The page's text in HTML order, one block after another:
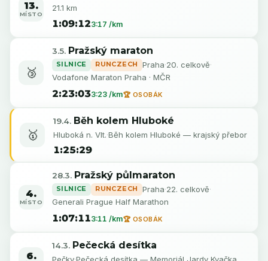
13.
MÍSTO
21.1 km
1:09:123:17 /km
🥉
3.5. Pražský maraton
SILNICE RUNCZECH Praha·20. celkově·
Vodafone Maraton Praha · MČR
2:23:033:23 /km🏆 OSOBÁK
🥇
19.4. Běh kolem Hluboké
Hluboká n. Vlt.·Běh kolem Hluboké — krajský přebor
1:25:29
4.
MÍSTO
28.3. Pražský půlmaraton
SILNICE RUNCZECH Praha·22. celkově·
Generali Prague Half Marathon
1:07:113:11 /km🏆 OSOBÁK
6.
14.3. Pečecká desítka